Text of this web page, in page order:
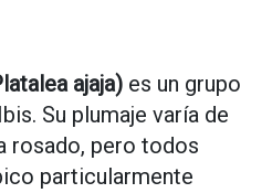
ajaja) es un grupo
Su plumaje varía de
rosado, pero todos
particularmente